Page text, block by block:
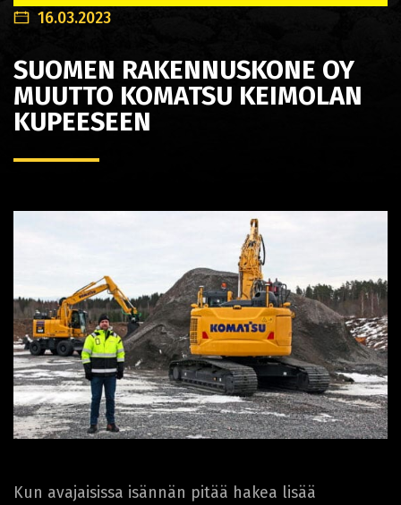
16.03.2023
SUOMEN RAKENNUSKONE OY
MUUTTO KOMATSU KEIMOLAN
KUPEESEEN
Kun avajaisissa isännän pitää hakea lisää